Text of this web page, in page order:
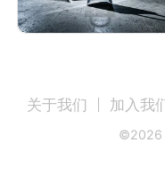
关于我们 加入我
©2026